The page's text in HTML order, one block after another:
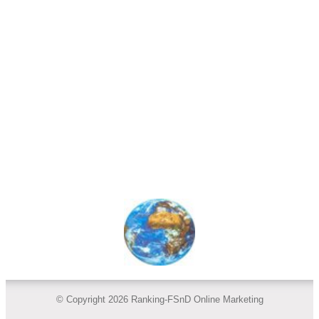
© Copyright 2026 Ranking-FSnD Online Marketing